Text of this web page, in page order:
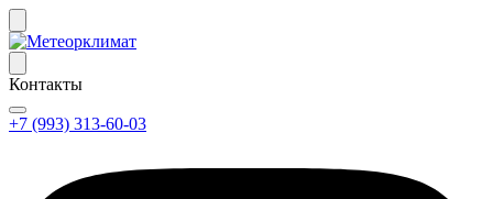
Контакты
+7 (993) 313-60-03